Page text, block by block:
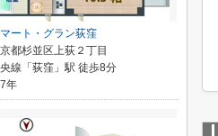
ート・グラン荻窪
都杉並区上荻２丁目
線「荻窪」駅 徒歩8分
年